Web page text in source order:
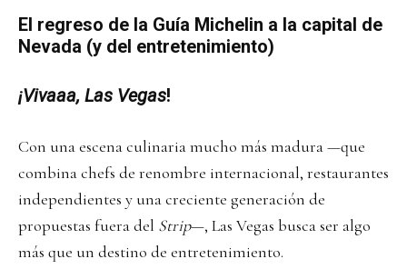
El regreso de la Guía Michelin a la capital de
Nevada (y del entretenimiento)
¡Vivaaa, Las Vegas!
Con una escena culinaria mucho más madura —que
combina chefs de renombre internacional, restaurantes
independientes y una creciente generación de
propuestas fuera del Strip—, Las Vegas busca ser algo
más que un destino de entretenimiento.